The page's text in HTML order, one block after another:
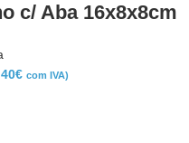
c/ Aba 16x8x8cm
€ com IVA)